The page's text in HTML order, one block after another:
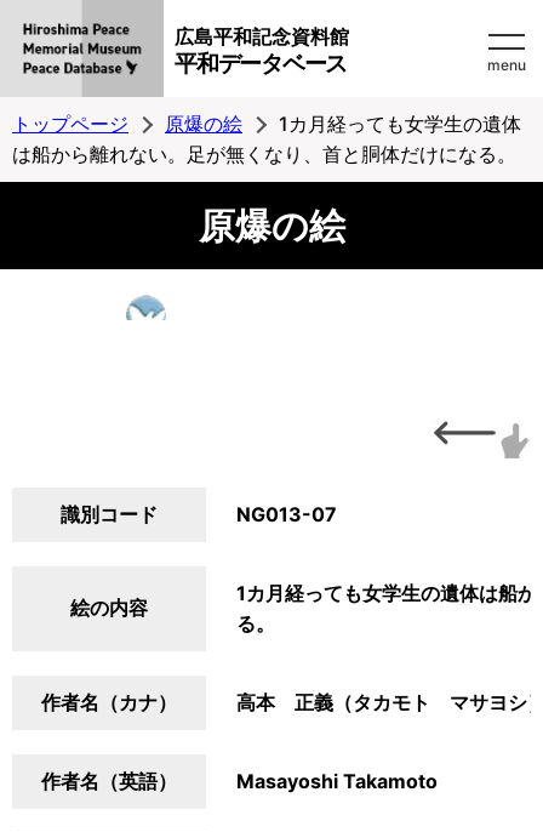
広島平和記念資料館
平和データベース menu
トップページ 原爆の絵
1カ月経っても女学生の遺体
は船から離れない。足が無くなり、首と胴体だけになる。
原爆の絵
識別コード NG013-07
絵の内容
1カ月経っても女学生の遺体は船
る。
作者名（カナ） 高本 正義（タカモト マサヨシ
作者名（英語） Masayoshi Takamoto